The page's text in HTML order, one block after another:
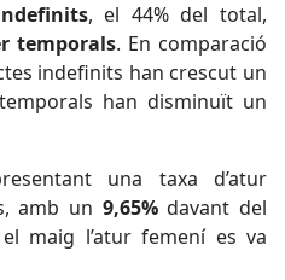
, el 44% del total,
temporals. En comparació
indefinits han crescut un
han disminuït un
una taxa d’atur
amb un 9,65%davant del
maig l’atur femení es va